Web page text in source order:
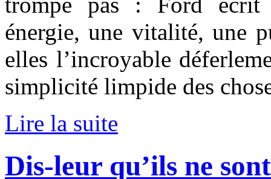
énergie, une vitalité, une
elles l’incroyable
simplicité limpide des
Lire la suite
Dis-leur qu’ils ne